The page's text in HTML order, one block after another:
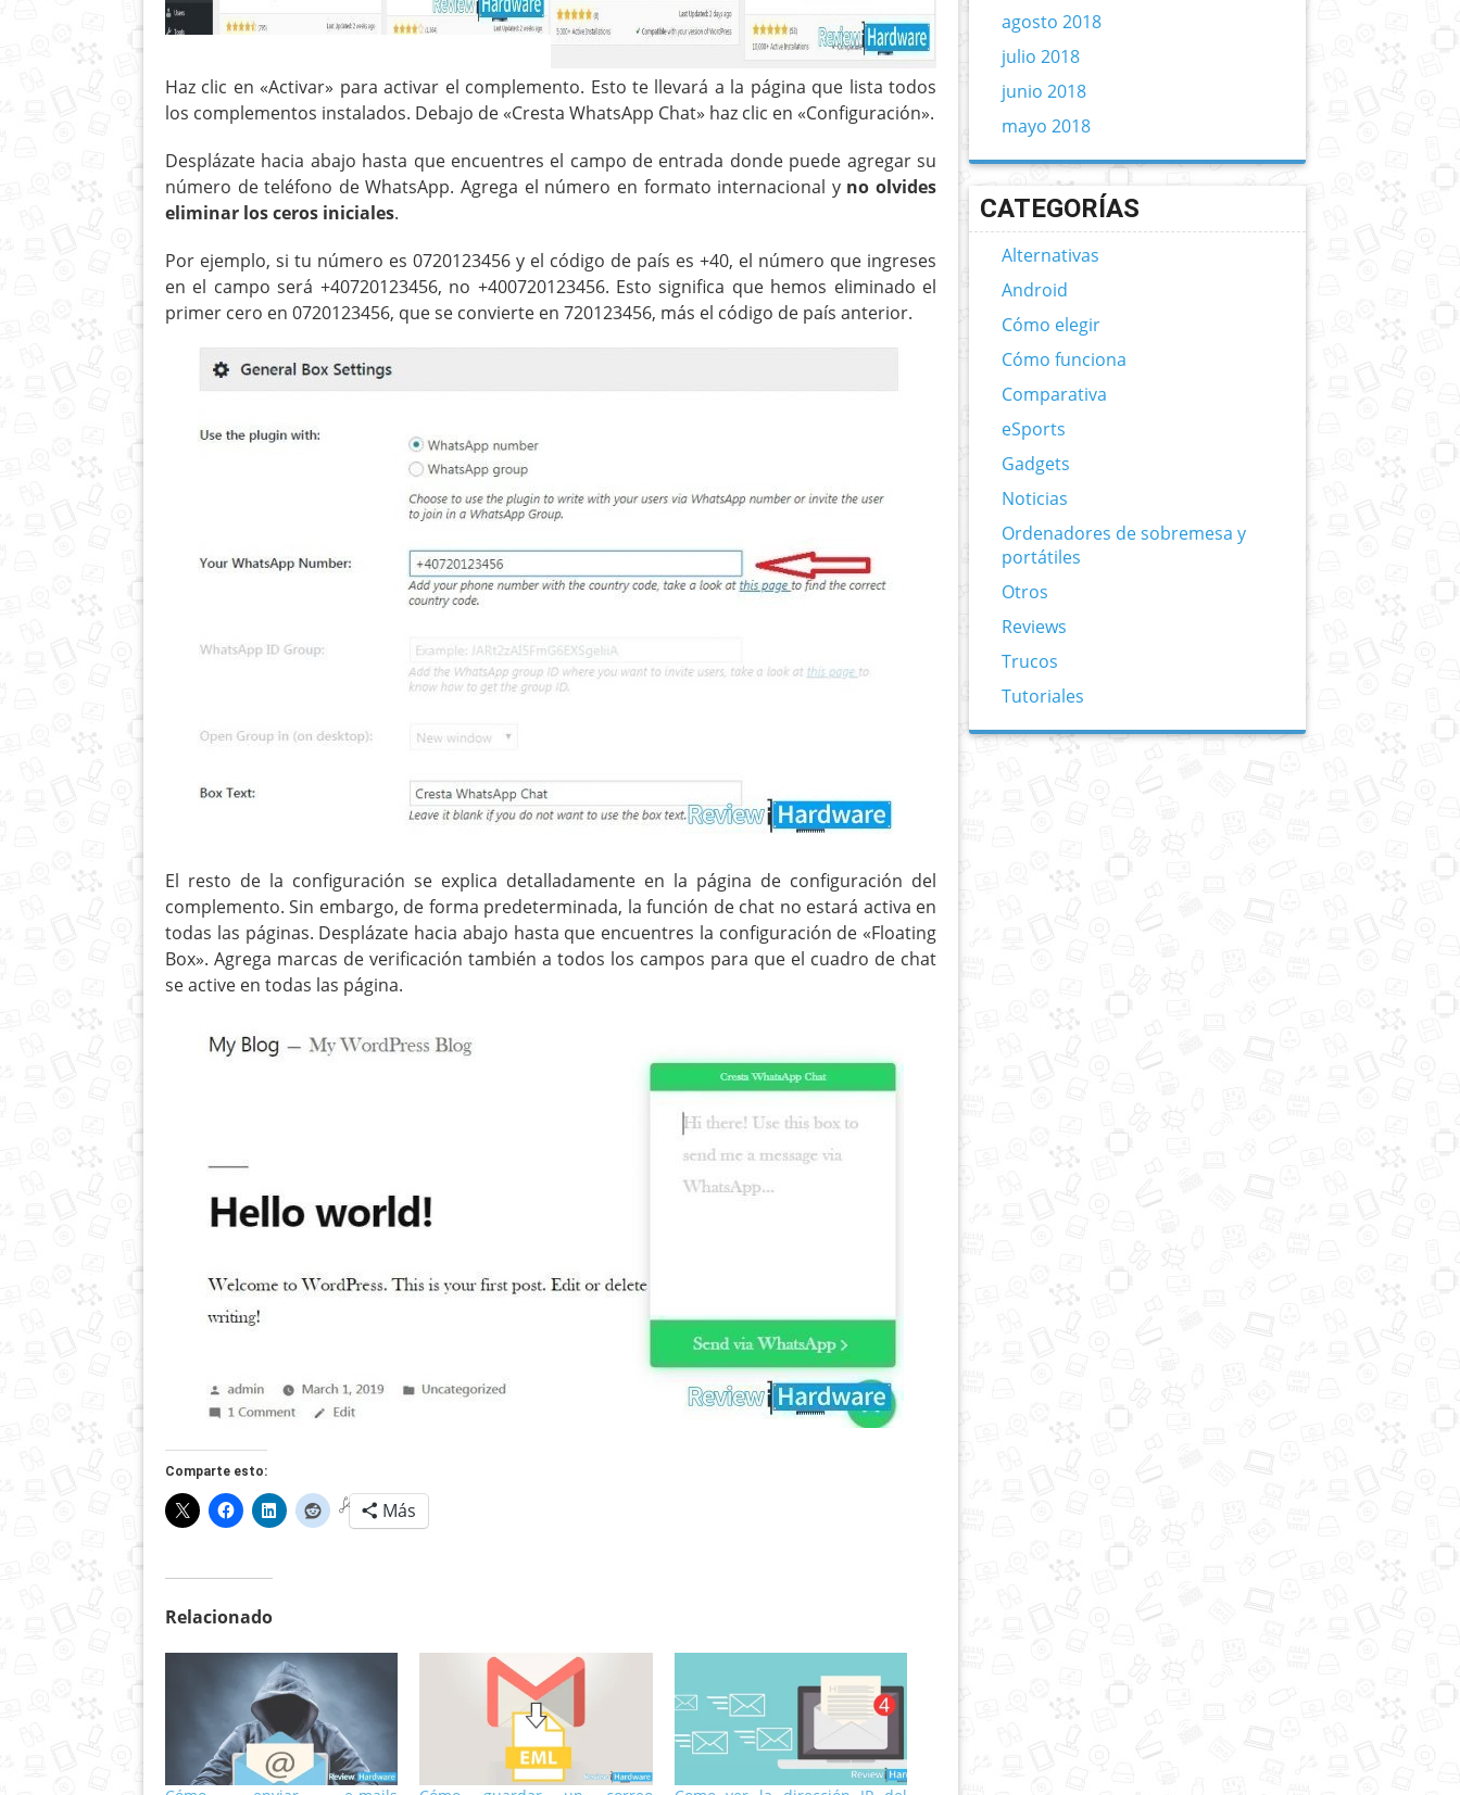
Haz clic en «Activar» para activar el complemento. Esto te llevará a la página que lista todos
los complementos instalados. Debajo de «Cresta WhatsApp Chat» haz clic en «Configuración».
Desplázate hacia abajo hasta que encuentres el campo de entrada donde puede agregar su
número de teléfono de WhatsApp. Agrega el número en formato internacional y no olvides
eliminar los ceros iniciales.
Por ejemplo, si tu número es 0720123456 y el código de país es +40, el número que ingreses
en el campo será +40720123456, no +400720123456. Esto significa que hemos eliminado el
primer cero en 0720123456, que se convierte en 720123456, más el código de país anterior.
El resto de la configuración se explica detalladamente en la página de configuración del
complemento. Sin embargo, de forma predeterminada, la función de chat no estará activa en
todas las páginas. Desplázate hacia abajo hasta que encuentres la configuración de «Floating
Box». Agrega marcas de verificación también a todos los campos para que el cuadro de chat
se active en todas las página.
Comparte esto:
Más
Relacionado
agosto 2018
julio 2018
junio 2018
mayo 2018
CATEGORÍAS
Alternativas
Android
Cómo elegir
Cómo funciona
Comparativa
eSports
Gadgets
Noticias
Ordenadores de sobremesa y
portátiles
Otros
Reviews
Trucos
Tutoriales